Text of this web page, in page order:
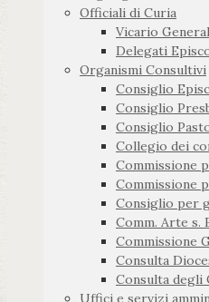
Officiali di Curia
Vicario
Delegati
Organismi Consultivi
Consiglio
Consiglio
Consiglio
Collegio dei
Commissione
Commissione
Consiglio per
Comm. Arte s.
Commissione
Consulta
Consulta degli
Uffici e servizi